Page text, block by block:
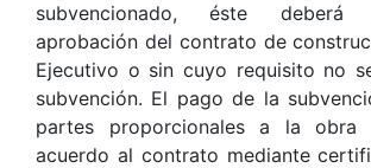
subvencionado, éste
aprobación del contrato de
Ejecutivo o sin cuyo requisito no
subvención. El pago de la
partes proporcionales a la obra
acuerdo al contrato mediante